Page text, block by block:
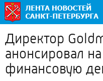
Директор
анонсировал
финансовую